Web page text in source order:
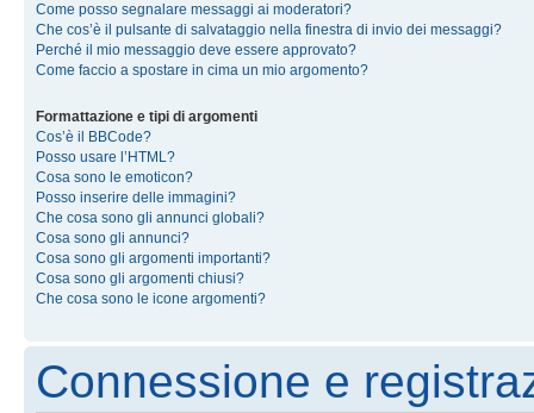
Come posso segnalare messaggi ai moderatori?
Che cos’è il pulsante di salvataggio nella finestra di invio dei messaggi?
Perché il mio messaggio deve essere approvato?
Come faccio a spostare in cima un mio argomento?
Formattazione e tipi di argomenti
Cos’è il BBCode?
Posso usare l’HTML?
Cosa sono le emoticon?
Posso inserire delle immagini?
Che cosa sono gli annunci globali?
Cosa sono gli annunci?
Cosa sono gli argomenti importanti?
Cosa sono gli argomenti chiusi?
Che cosa sono le icone argomenti?
Connessione e